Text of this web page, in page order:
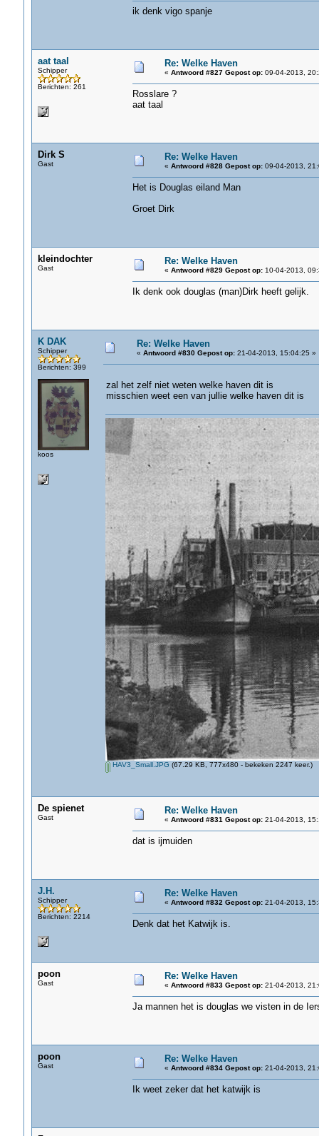
ik denk vigo spanje
aat taal
Schipper
Berichten: 261
Re: Welke Haven
« Antwoord #827 Gepost op:09-04-2013,
Rosslare ?
aat taal
Dirk S
Gast
Re: Welke Haven
« Antwoord #828 Gepost op:09-04-2013,
Het is Douglas eiland Man
Groet Dirk
kleindochter
Gast
Re: Welke Haven
« Antwoord #829 Gepost op:10-04-2013,
Ik denk ook douglas (man)Dirk heeft gelijk.
K DAK
Schipper
Berichten: 399
koos
Re: Welke Haven
« Antwoord #830 Gepost op:21-04-2013, 15:04:25 »
zal het zelf niet weten welke haven dit is
misschien weet een van jullie welke haven dit is
HAV3_Small.JPG (67.29 KB, 777x480 - bekeken 2247 keer.)
De spienet
Gast
Re: Welke Haven
« Antwoord #831 Gepost op:21-04-2013,
dat is ijmuiden
J.H.
Schipper
Berichten: 2214
Re: Welke Haven
« Antwoord #832 Gepost op:21-04-2013,
Denk dat het Katwijk is.
poon
Gast
Re: Welke Haven
« Antwoord #833 Gepost op:21-04-2013,
Ja mannen het is douglas we visten in de
poon
Gast
Re: Welke Haven
« Antwoord #834 Gepost op:21-04-2013,
Ik weet zeker dat het katwijk is